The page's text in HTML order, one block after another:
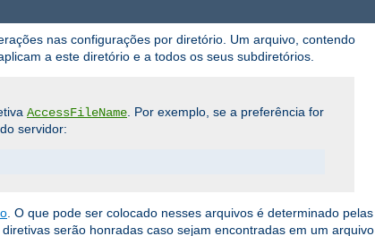
nas configurações por diretório. Um arquivo, contendo
a este diretório e a todos os seus subdiretórios.
AccessFileName . Por exemplo, se a preferência for
servidor:
. O que pode ser colocado nesses arquivos é determinado pelas
serão honradas caso sejam encontradas em um arquivo